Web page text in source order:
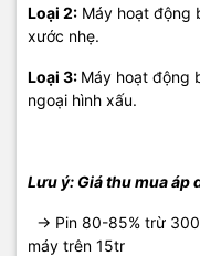
Loại 2: Máy hoạt động
xước nhẹ.
Loại 3: Máy hoạt động
ngoại hình xấu.
Lưu ý: Giá thu mua áp
-> Pin 80-85% trừ
máy trên 15tr